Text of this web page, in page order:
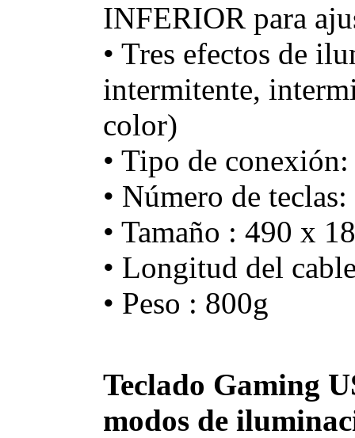
INFERIOR para
• Tres efectos de
intermitente,
color)
• Tipo de
• Número de
• Tamaño : 490 x
• Longitud del
• Peso : 800g
Teclado Gaming
modos de